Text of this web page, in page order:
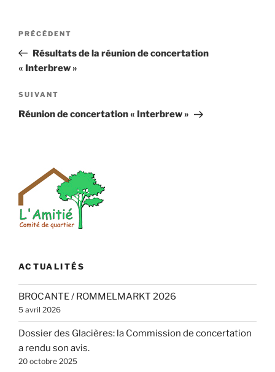
Navigation
l’article
Article
précédent
PRÉCÉDENT
Résultats de la réunion de concertation
« Interbrew »
Article
suivant
SUIVANT
Réunion de concertation « Interbrew »
ACTUALITÉS
BROCANTE / ROMMELMARKT 2026
5 avril 2026
Dossier des Glacières: la Commission de concertation
a rendu son avis.
20 octobre 2025